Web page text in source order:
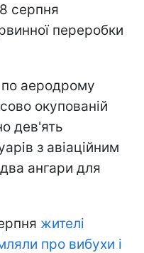
серпня
переробки
аеродрому
окупованій
дев'ять
з авіаційним
ангари для
жителі
про вибухи і